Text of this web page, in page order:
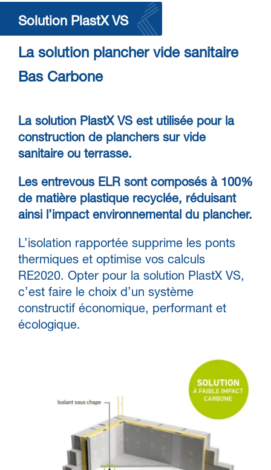
Solution PlastX VS
La solution plancher vide sanitaire
Bas Carbone
La solution PlastX VS est utilisée pour la
construction de planchers sur vide
sanitaire ou terrasse.
Les entrevous ELR sont composés à 100%
de matière plastique recyclée, réduisant
ainsi l’impact environnemental du plancher.
L’isolation rapportée supprime les ponts
thermiques et optimise vos calculs
RE2020. Opter pour la solution PlastX VS,
c’est faire le choix d’un système
constructif économique, performant et
écologique.